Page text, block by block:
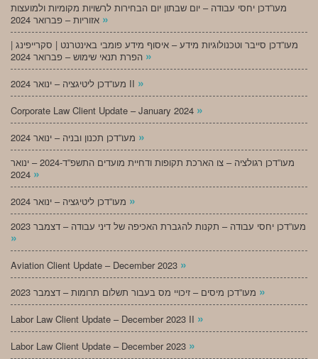
מעו”דכן יחסי עבודה – יום שבתון יום הבחירות לרשויות מקומיות ולמועצות
»
מעו”דכן סייבר וטכנולוגיות מידע – איסוף מידע פומבי באינטרנט | סקרייפינג |
»
מעו”דכן ליטיגציה – ינואר 2024 II »
Corporate Law Client Update – January 2024 »
»
מעו”דכן רגולציה – צו הארכת תקופות ודחיית מועדים התשפ”ד-2024 – ינואר
»
»
מעו”דכן יחסי עבודה – תקנות להגברת האכיפה של דיני עבודה – דצמבר 2023
»
Aviation Client Update – December 2023 »
»
Labor Law Client Update – December 2023 II »
Labor Law Client Update – December 2023 »